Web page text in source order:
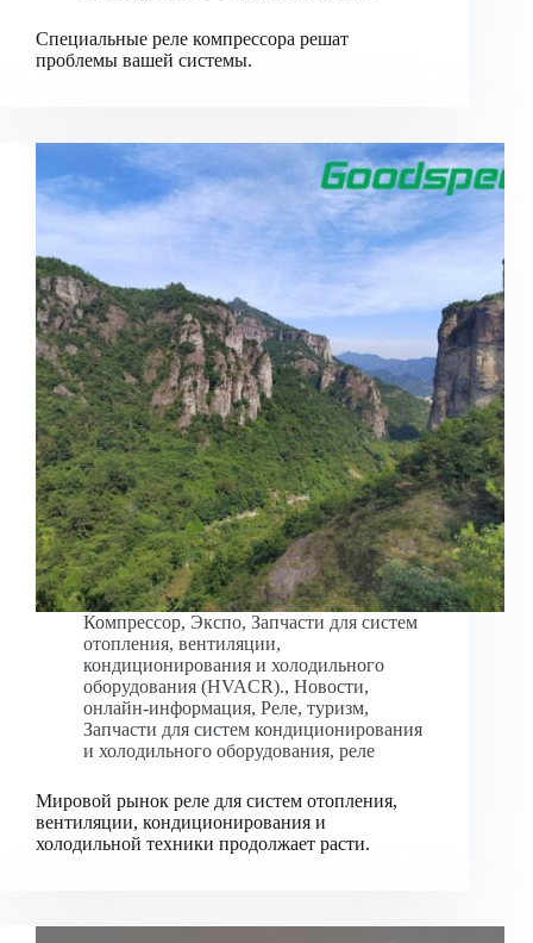
Специальные реле компрессора решат
проблемы вашей системы.
Компрессор, Экспо, Запчасти для систем
отопления, вентиляции,
кондиционирования и холодильного
оборудования (HVACR)., Новости,
онлайн-информация, Реле, туризм,
Запчасти для систем кондиционирования
и холодильного оборудования, реле
Мировой рынок реле для систем отопления,
вентиляции, кондиционирования и
холодильной техники продолжает расти.